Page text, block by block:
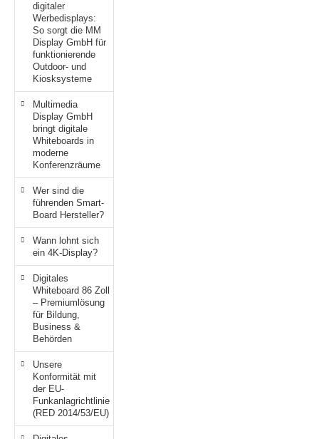
digitaler
Werbedisplays:
So sorgt die MM
Display GmbH für
funktionierende
Outdoor- und
Kiosksysteme
Multimedia
Display GmbH
bringt digitale
Whiteboards in
moderne
Konferenzräume
Wer sind die
führenden Smart-
Board Hersteller?
Wann lohnt sich
ein 4K-Display?
Digitales
Whiteboard 86 Zoll
– Premiumlösung
für Bildung,
Business &
Behörden
Unsere
Konformität mit
der EU-
Funkanlagrichtlinie
(RED 2014/53/EU)